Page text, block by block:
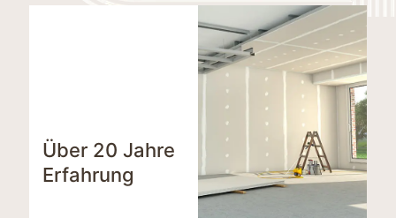
Über 20 Jahre
Erfahrung